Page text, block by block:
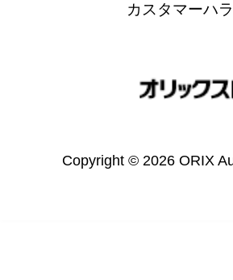
カスタマーハ
Copyright © 2026 ORIX